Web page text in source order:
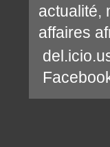
actualité,
affaires